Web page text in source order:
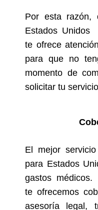
Por esta razón,
Estados Unidos
te ofrece
para que no
momento de
solicitar tu
El mejor
para Estados
gastos médicos.
te ofrecemos
asesoría legal,